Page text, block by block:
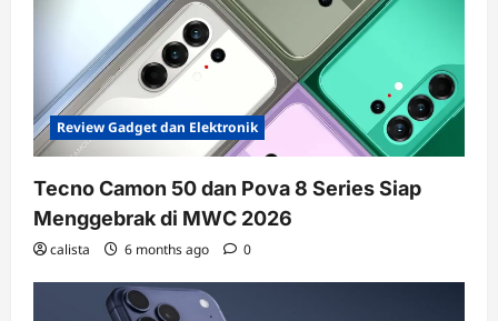
Review Gadget dan Elektronik
Tecno Camon 50 dan Pova 8 Series Siap
Menggebrak di MWC 2026
calista 6 months ago 0